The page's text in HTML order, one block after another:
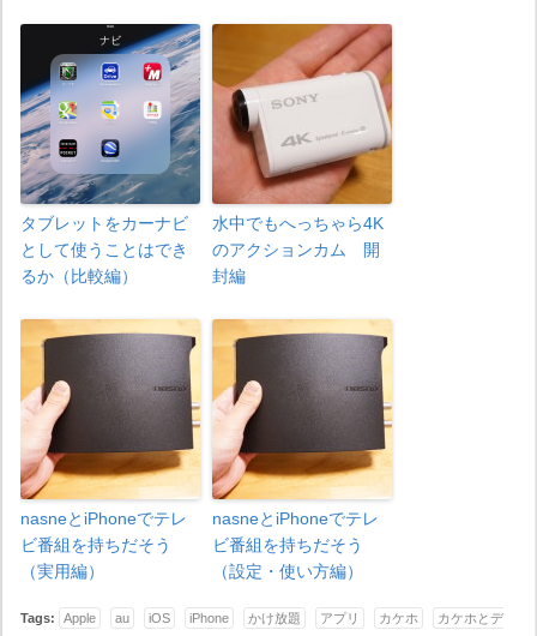
タブレットをカーナビ
として使うことはでき
るか（比較編）
水中でもへっちゃら4K
のアクションカム 開
封編
nasneとiPhoneでテレ
ビ番組を持ちだそう
（実用編）
nasneとiPhoneでテレ
ビ番組を持ちだそう
（設定・使い方編）
Tags: Apple au iOS iPhone かけ放題 アプリ カケホ カケホとデ